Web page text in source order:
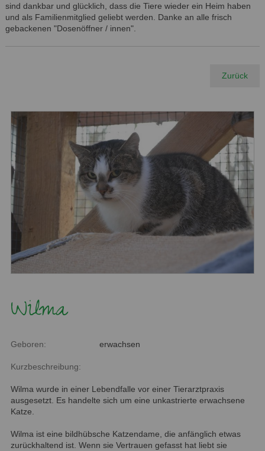
sind dankbar und glücklich, dass die Tiere wieder ein Heim haben
und als Familienmitglied geliebt werden. Danke an alle frisch
gebackenen "Dosenöffner / innen".
Zurück
Wilma
Geboren: erwachsen
Kurzbeschreibung:
Wilma wurde in einer Lebendfalle vor einer Tierarztpraxis
ausgesetzt. Es handelte sich um eine unkastrierte erwachsene
Katze.
Wilma ist eine bildhübsche Katzendame, die anfänglich etwas
zurückhaltend ist. Wenn sie Vertrauen gefasst hat liebt sie